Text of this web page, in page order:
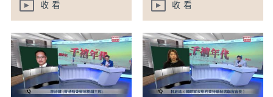
收看 收看